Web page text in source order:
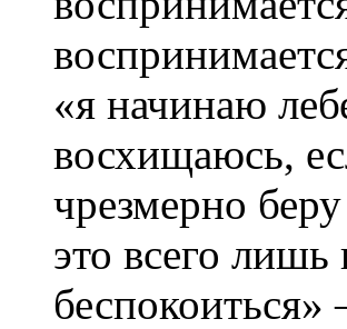
«я начинаю
восхищаюсь,
чрезмерно
это всего